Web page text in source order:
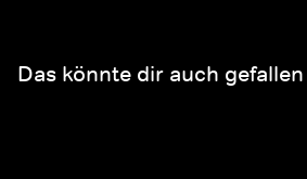
Das könnte dir auch gefallen